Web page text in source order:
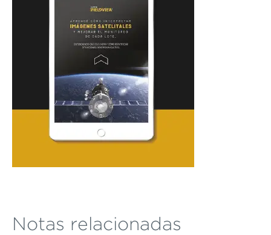
Notas relacionadas